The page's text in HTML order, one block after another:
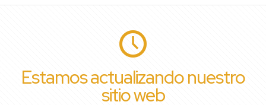
Estamos actualizando nuestro
sitio web